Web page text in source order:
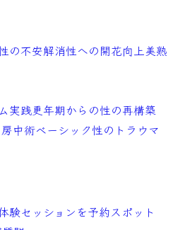
の不安解消性への開花向上美熟
実践更年期からの性の再構築
房中術ベーシック性のトラウマ
験セッションを予約スポット